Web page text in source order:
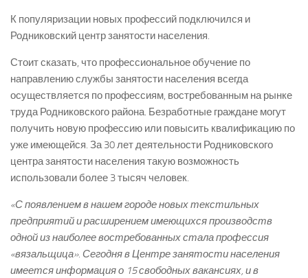
К популяризации новых профессий подключился и
Родниковский центр занятости населения.
Стоит сказать, что профессиональное обучение по
направлению службы занятости населения всегда
осуществляется по профессиям, востребованным на рынке
труда Родниковского района. Безработные граждане могут
получить новую профессию или повысить квалификацию по
уже имеющейся. За 30 лет деятельности Родниковского
центра занятости населения такую возможность
использовали более 3 тысяч человек.
«С появлением в нашем городе новых текстильных
предприятий и расширением имеющихся производств
одной из наиболее востребованных стала профессия
«вязальщица». Сегодня в Центре занятости населения
имеется информация о 15 свободных вакансиях, и в